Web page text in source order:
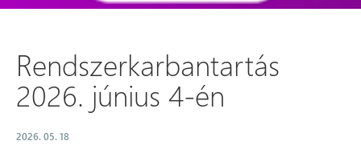
Rendszerkarbantartás
2026. június 4-én
2026. 05. 18